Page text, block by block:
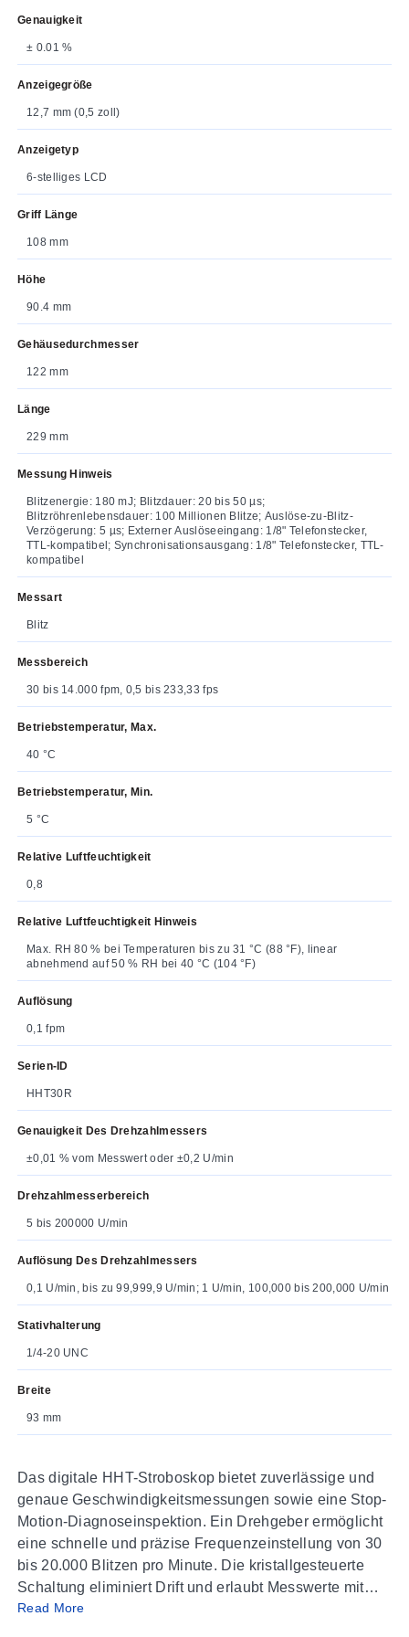
Genauigkeit
± 0.01 %
Anzeigegröße
12,7 mm (0,5 zoll)
Anzeigetyp
6-stelliges LCD
Griff Länge
108 mm
Höhe
90.4 mm
Gehäusedurchmesser
122 mm
Länge
229 mm
Messung Hinweis
Blitzenergie: 180 mJ; Blitzdauer: 20 bis 50 µs;
Blitzröhrenlebensdauer: 100 Millionen Blitze; Auslöse-zu-Blitz-
Verzögerung: 5 µs; Externer Auslöseeingang: 1/8" Telefonstecker,
TTL-kompatibel; Synchronisationsausgang: 1/8" Telefonstecker, TTL-
kompatibel
Messart
Blitz
Messbereich
30 bis 14.000 fpm, 0,5 bis 233,33 fps
Betriebstemperatur, Max.
40 °C
Betriebstemperatur, Min.
5 °C
Relative Luftfeuchtigkeit
0,8
Relative Luftfeuchtigkeit Hinweis
Max. RH 80 % bei Temperaturen bis zu 31 °C (88 °F), linear
abnehmend auf 50 % RH bei 40 °C (104 °F)
Auflösung
0,1 fpm
Serien-ID
HHT30R
Genauigkeit Des Drehzahlmessers
±0,01 % vom Messwert oder ±0,2 U/min
Drehzahlmesserbereich
5 bis 200000 U/min
Auflösung Des Drehzahlmessers
0,1 U/min, bis zu 99,999,9 U/min; 1 U/min, 100,000 bis 200,000 U/min
Stativhalterung
1/4-20 UNC
Breite
93 mm
Das digitale HHT-Stroboskop bietet zuverlässige und
genaue Geschwindigkeitsmessungen sowie eine Stop-
Motion-Diagnoseinspektion. Ein Drehgeber ermöglicht
eine schnelle und präzise Frequenzeinstellung von 30
bis 20.000 Blitzen pro Minute. Die kristallgesteuerte
Schaltung eliminiert Drift und erlaubt Messwerte mit
einer Genauigkeit von 0,1 U/min. Die Tasten „Divide by
Read More